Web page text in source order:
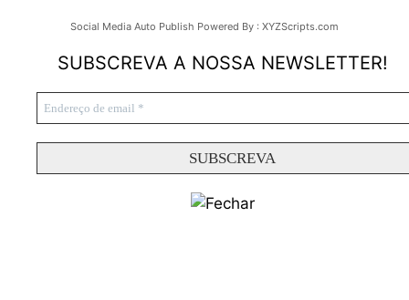
Social Media Auto Publish Powered By : XYZScripts.com
SUBSCREVA A NOSSA NEWSLETTER!